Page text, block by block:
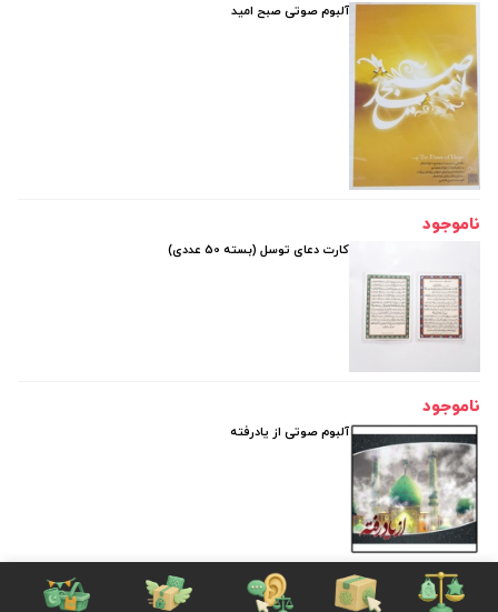
آلبوم صوتی صبح امید
ناموجود
کارت دعای توسل (بسته 50 عددی)
ناموجود
آلبوم صوتی از یادرفته